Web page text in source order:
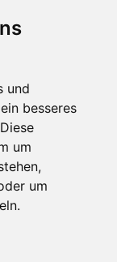
und
besseres
um
um